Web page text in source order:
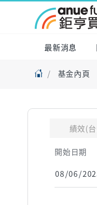
最新消息
基金內頁
績效(
開始日期